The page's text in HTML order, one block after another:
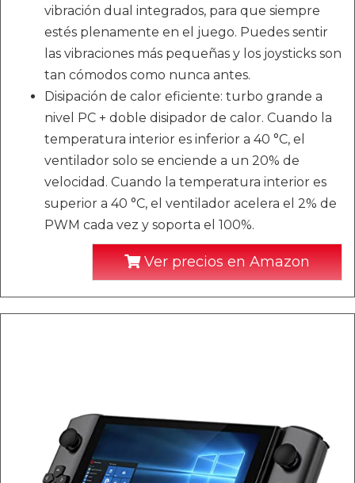
vibración dual integrados, para que siempre
estés plenamente en el juego. Puedes sentir
las vibraciones más pequeñas y los joysticks son
tan cómodos como nunca antes.
Disipación de calor eficiente: turbo grande a
nivel PC + doble disipador de calor. Cuando la
temperatura interior es inferior a 40 °C, el
ventilador solo se enciende a un 20% de
velocidad. Cuando la temperatura interior es
superior a 40 °C, el ventilador acelera el 2% de
PWM cada vez y soporta el 100%.
Ver precios en Amazon